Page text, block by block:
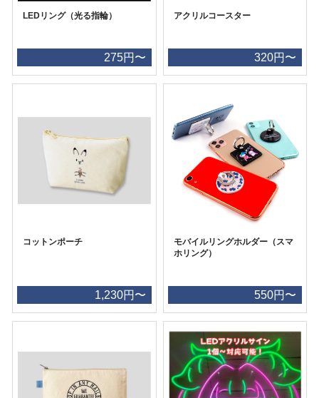
LEDリング（光る指輪）
275円〜
アクリルコースター
320円〜
コットンポーチ
1,230円〜
モバイルリングホルダー（スマ
ホリング）
550円〜